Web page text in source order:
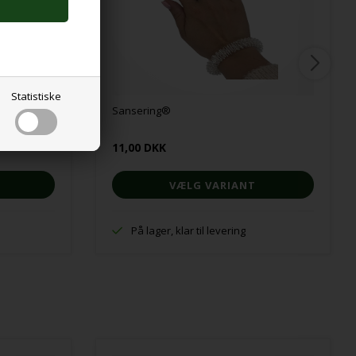
Statistiske
Sansering®
11,00 DKK
VÆLG VARIANT
På lager, klar til levering